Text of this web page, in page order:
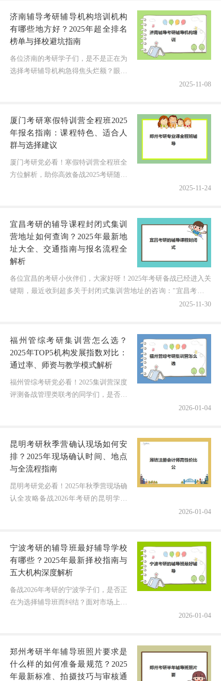
济南辅导考研辅导机构培训机构
有哪些地方好？2025年超全排名
榜单与择校避坑指南
各位济南的考研学子们，是不是正在为
选择考研辅导机构急得焦头烂额？眼看
2025-11-08
厦门考研寒假特训营全程班2025
年报名指南：课程特色、适合人
群与选择建议
厦门考研党必看！寒假特训营全程班全
方位解析，助你高效备战2025考研随着
2025-11-24
宜昌考研的辅导课程封闭式集训
营地址如何查询？2025年最新地
址大全、交通指南与报名流程全
解析
各位宜昌的考研小伙伴们，大家好呀！2025年考研备战已经进入关
键期，最近收到超多关于封闭式集训营地址的咨询："宜昌考研的
辅导课程封闭式集训营地址如何查询？"作为在考研辅导...2025-11-30
福州管综考研集训营怎么选？
2025年TOP5机构发展指数对比：
通过率、师资与教学模式解析
福州管综考研党必看！2025集训营深度
评测备战管理类联考的同学们，是否正
2026-01-04
昆明考研秋季营确认现场如何安
排？2025年现场确认时间、地点
与全流程指南
昆明考研党必看！2025年秋季营现场确
认全攻略备战2026年考研的昆明学子
2026-01-04
宁波考研的辅导班最好辅导学校
有哪些？2025年最新择校指南与
五大机构深度解析
备战2026年考研的宁波学子们，是否正
在为选择辅导班而纠结？面对市场上众
2026-01-04
郑州考研半年辅导班照片要求是
什么样的如何准备最规范？2025
年最新标准、拍摄技巧与审核通